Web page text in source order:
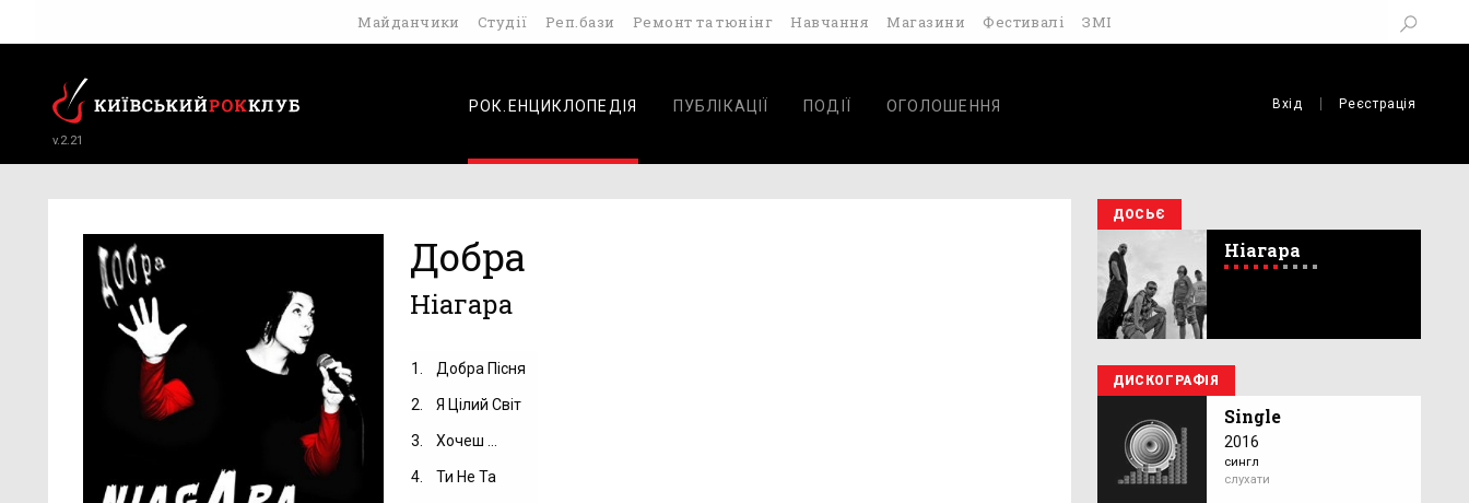
Майданчики Студії Реп.бази Ремонт та тюнінг Навчання Магазини Фестивалі ЗМІ
v.2.21
РОК.ЕНЦИКЛОПЕДІЯ ПУБЛІКАЦІЇ ПОДІЇ ОГОЛОШЕННЯ Вхід Реєстрація
Добра
Ніагара
1. Добра Пісня
2. Я Цілий Світ
3. Хочеш ...
4. Ти Не Та
ДОСЬЄ
Ніагара
ДИСКОГРАФІЯ
Single
2016
сингл
слухати